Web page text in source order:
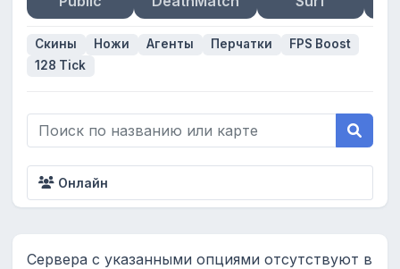
Скины Ножи Агенты Перчатки
FPS Boost
128 Tick
Онлайн
Сервера с указанными опциями отсутствуют в